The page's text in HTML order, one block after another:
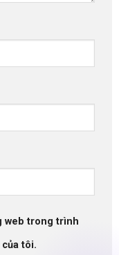
web trong trình
tôi.